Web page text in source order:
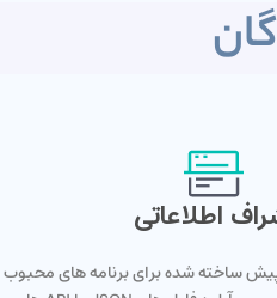
اطلاعاتی
پیش ساخته شده برای برنامه های محبوب